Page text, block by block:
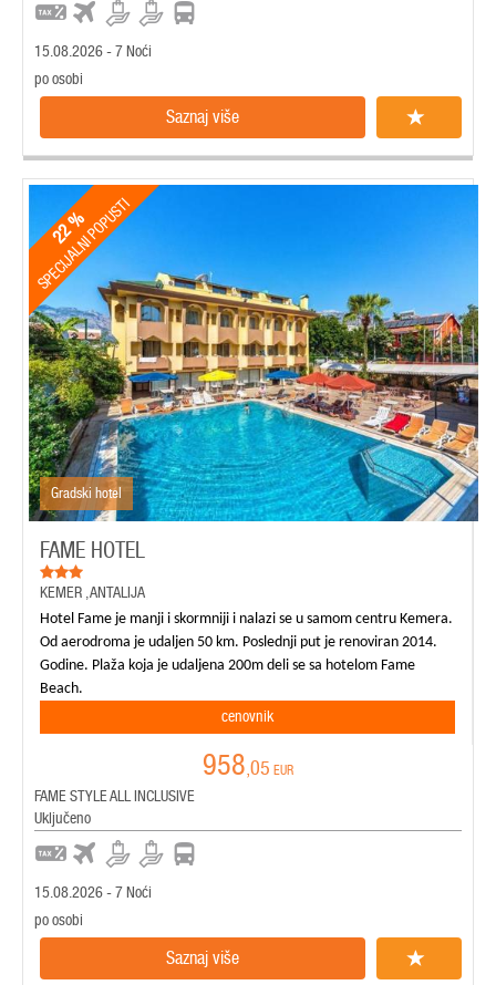
15.08.2026 - 7 Noći
po osobi
Saznaj više
22 %
SPECIJALNI POPUSTI
Gradski hotel
FAME HOTEL
KEMER ,ANTALIJA
Hotel Fame je manji i skormniji i nalazi se u samom centru Kemera.
Od aerodroma je udaljen 50 km. Poslednji put je renoviran 2014.
Godine. Plaža koja je udaljena 200m deli se sa hotelom Fame
Beach.
cenovnik
958,05 EUR
FAME STYLE ALL INCLUSIVE
Uključeno
15.08.2026 - 7 Noći
po osobi
Saznaj više